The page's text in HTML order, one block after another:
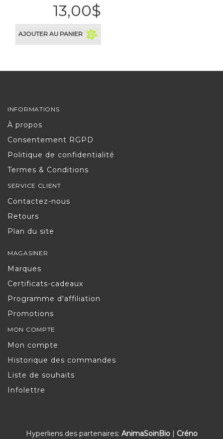
13,00$
AJOUTER AU PANIER
INFORMATIONS
À propos
Consentement RGPD
Politique de confidentialité
Termes & Conditions
SERVICE CLIENT
Contactez-nous
Retours
Plan du site
MAGASINER
Marques
Certificats-cadeaux
Programme d'affiliation
Promotions
MON COMPTE
Mon compte
Historique des commandes
Liste de souhaits
Infolettre
Hyperliens des partenaires: AnimaSoinBio| Créno